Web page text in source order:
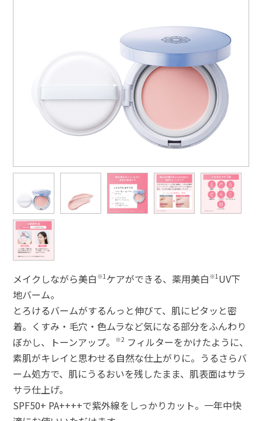
メイクしながら美白 ※1ケアができる、薬用美白 ※1UV下
地バーム。
とろけるバームがするんっと伸びて、肌にピタッと密
着。くすみ・毛穴・色ムラなど気になる部分をふんわり
ぼかし、トーンアップ。
※2 フィルターをかけたように、
素肌がキレイと思わせる自然な仕上がりに。うるさらバ
ーム処方で、肌にうるおいを残したまま、肌表面はサラ
サラ仕上げ。
SPF50+ PA++++で紫外線をしっかりカット。一年中快